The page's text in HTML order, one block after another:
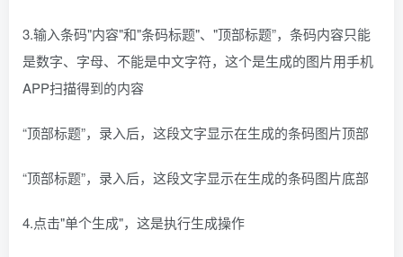
3.输入条码"内容"和"条码标题"、"顶部标题”，条码内容只能
是数字、字母、不能是中文字符，这个是生成的图片用手机
APP扫描得到的内容
“顶部标题”，录入后，这段文字显示在生成的条码图片顶部
“顶部标题”，录入后，这段文字显示在生成的条码图片底部
4.点击"单个生成"，这是执行生成操作